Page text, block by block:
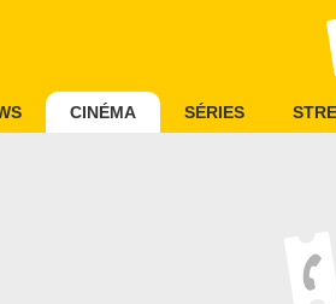
CINÉMA SÉRIES